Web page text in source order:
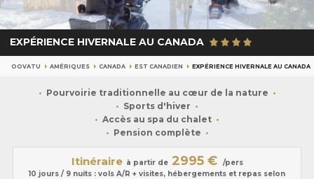
EXPÉRIENCE HIVERNALE AU CANADA
OOVATU AMÉRIQUES CANADA EST CANADIEN EXPÉRIENCE HIVERNALE AU CANADA
Pourvoirie traditionnelle au cœur de la nature
Sports d'hiver
Accès au spa du chalet
Pension complète
Itinéraire à partir de 2995 €
/pers
10 jours / 9 nuits : vols A/R + visites, hébergements et repas selon